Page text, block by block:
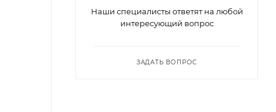
Наши специалисты ответят на любой
интересующий вопрос
ЗАДАТЬ ВОПРОС